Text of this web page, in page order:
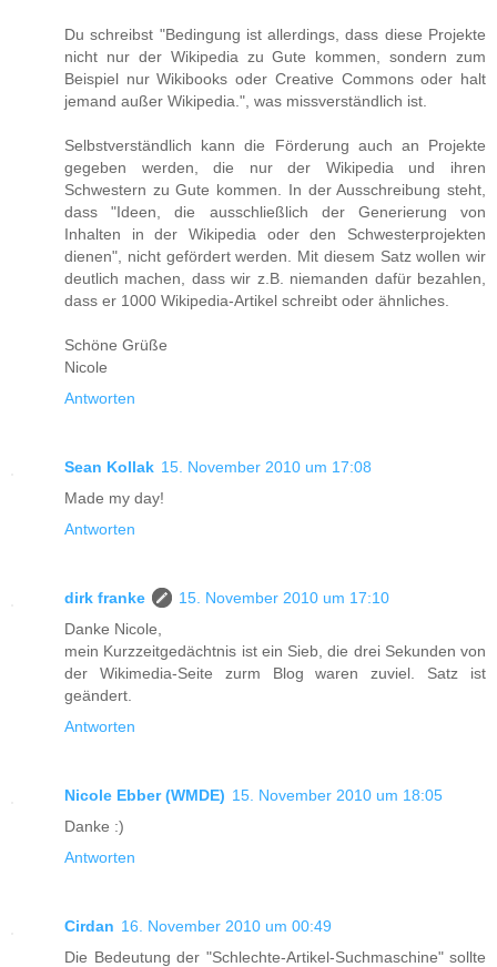
Du schreibst "Bedingung ist allerdings, dass diese Projekte
nicht nur der Wikipedia zu Gute kommen, sondern zum
Beispiel nur Wikibooks oder Creative Commons oder halt
jemand außer Wikipedia.", was missverständlich ist.
Selbstverständlich kann die Förderung auch an Projekte
gegeben werden, die nur der Wikipedia und ihren
Schwestern zu Gute kommen. In der Ausschreibung steht,
dass "Ideen, die ausschließlich der Generierung von
Inhalten in der Wikipedia oder den Schwesterprojekten
dienen", nicht gefördert werden. Mit diesem Satz wollen wir
deutlich machen, dass wir z.B. niemanden dafür bezahlen,
dass er 1000 Wikipedia-Artikel schreibt oder ähnliches.
Schöne Grüße
Nicole
Antworten
Sean Kollak 15. November 2010 um 17:08
Made my day!
Antworten
dirk franke
15. November 2010 um 17:10
Danke Nicole,
mein Kurzzeitgedächtnis ist ein Sieb, die drei Sekunden von
der Wikimedia-Seite zurm Blog waren zuviel. Satz ist
geändert.
Antworten
Nicole Ebber (WMDE) 15. November 2010 um 18:05
Danke :)
Antworten
Cirdan 16. November 2010 um 00:49
Die Bedeutung der "Schlechte-Artikel-Suchmaschine" sollte